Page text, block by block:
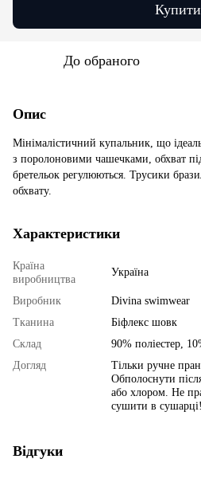
Купити
До обраного
Опис
Мінімалістичний купальник, що
з поролоновими чашечками, обхват
бретельок регулюються. Трусики
обхвату.
Характеристики
Країна
виробництва
Україна
Виробник
Divina swimwear
Тканина
Біфлекс шовк
Склад
90% поліестер,
Догляд
Тільки ручне
Обполоснути
або хлором. Не
сушити в сушарці!
Відгуки